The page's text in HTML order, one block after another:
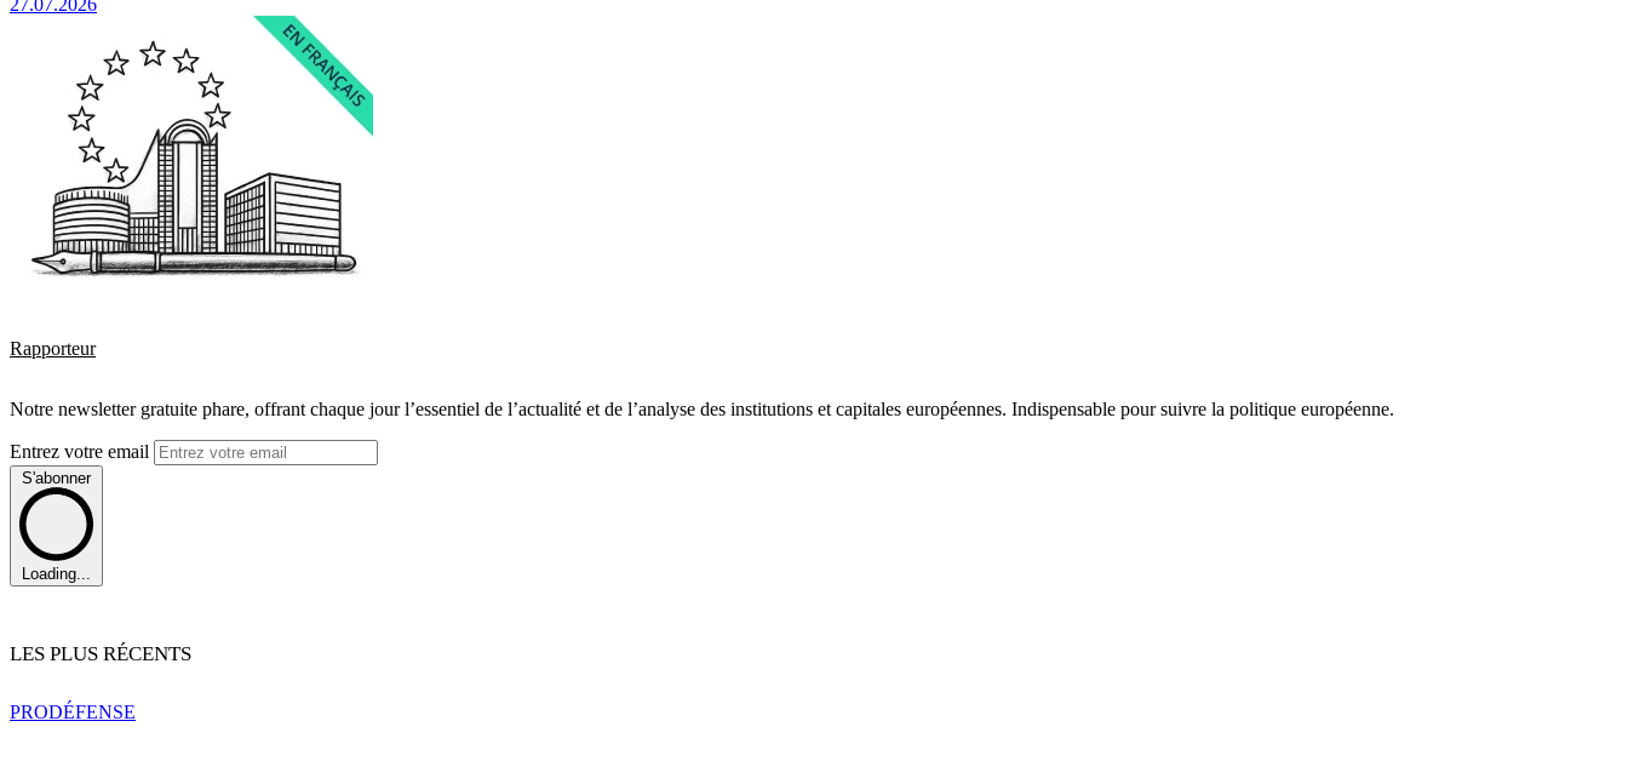
Rapporteur
Notre newsletter gratuite phare, offrant chaque jour l’essentiel de l’actualité et de l’analyse des institutions et capitales européennes. Indispensable pour suivre la politique européenne.
Entrez votre email
S'abonner
Loading...
LES PLUS RÉCENTS
PRODÉFENSE